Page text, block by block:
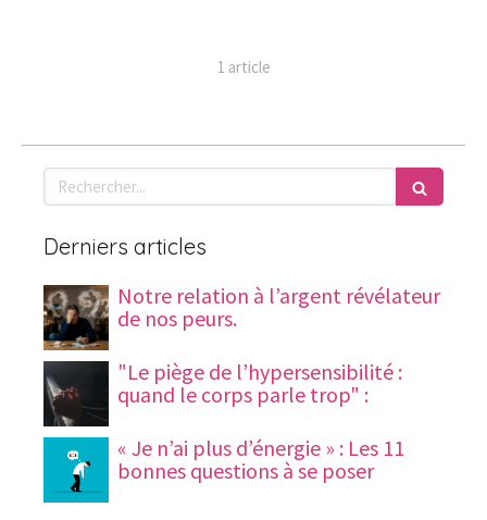
1 article
Rechercher
Derniers articles
Notre relation à l’argent révélateur
de nos peurs.
"Le piège de l’hypersensibilité :
quand le corps parle trop" :
« Je n’ai plus d’énergie » : Les 11
bonnes questions à se poser